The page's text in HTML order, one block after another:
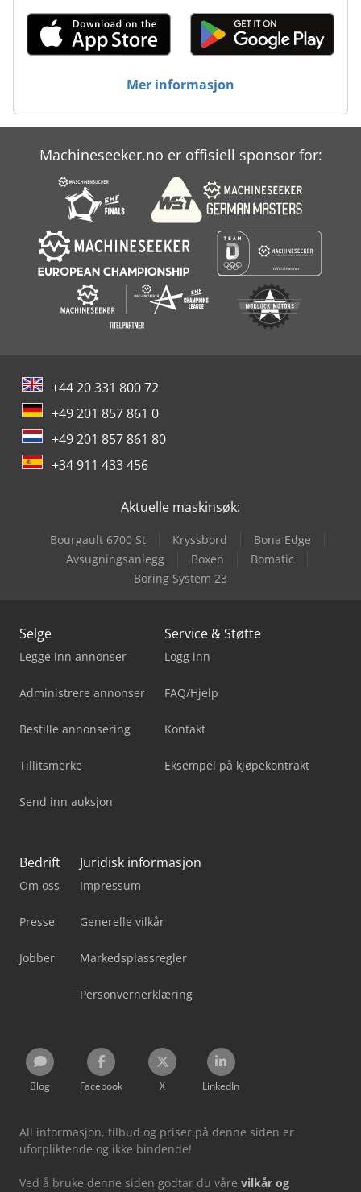
Mer informasjon
Machineseeker.no er offisiell sponsor for:
+44 20 331 800 72
+49 201 857 861 0
+49 201 857 861 80
+34 911 433 456
Aktuelle maskinsøk:
Bourgault 6700 St Kryssbord
Bona Edge
Avsugningsanlegg
Boxen
Bomatic
Boring System 23
Selge
Legge inn annonser
Administrere annonser
Bestille annonsering
Tillitsmerke
Send inn auksjon
Service & Støtte
Logg inn
FAQ/Hjelp
Kontakt
Eksempel på kjøpekontrakt
Bedrift
Om oss
Presse
Jobber
Juridisk informasjon
Impressum
Generelle vilkår
Markedsplassregler
Personvernerklæring
Blog Facebook X LinkedIn
All informasjon, tilbud og priser på denne siden er
uforpliktende og ikke bindende!
Ved å bruke denne siden godtar du våre vilkår og